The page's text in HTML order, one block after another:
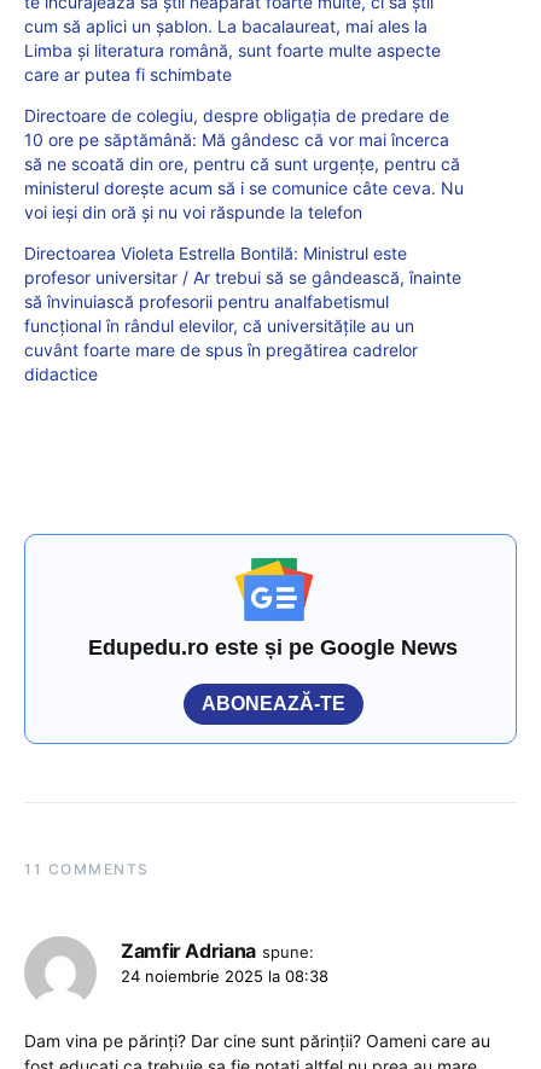
cum să aplici un șablon. La bacalaureat, mai ales la
Limba și literatura română, sunt foarte multe aspecte
care ar putea fi schimbate
Directoare de colegiu, despre obligația de predare de
10 ore pe săptămână: Mă gândesc că vor mai încerca
să ne scoată din ore, pentru că sunt urgențe, pentru că
ministerul dorește acum să i se comunice câte ceva. Nu
voi ieși din oră și nu voi răspunde la telefon
Directoarea Violeta Estrella Bontilă: Ministrul este
profesor universitar / Ar trebui să se gândească, înainte
să învinuiască profesorii pentru analfabetismul
funcțional în rândul elevilor, că universitățile au un
cuvânt foarte mare de spus în pregătirea cadrelor
didactice
Edupedu.ro este și pe Google News
ABONEAZĂ-TE
11 COMMENTS
Zamfir Adriana spune:
24 noiembrie 2025 la 08:38
Dam vina pe părinți? Dar cine sunt părinții? Oameni care au